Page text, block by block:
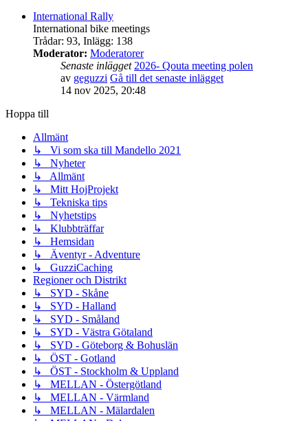
International Rally
International bike meetings
Trådar: 93, Inlägg: 138
Moderator: Moderatorer
Senaste inlägget 2026- Qouta meeting polen
av geguzzi Gå till det senaste inlägget
14 nov 2025, 20:48
Hoppa till
Allmänt
↳ Vi som ska till Mandello 2021
↳ Nyheter
↳ Allmänt
↳ Mitt HojProjekt
↳ Tekniska tips
↳ Nyhetstips
↳ Klubbträffar
↳ Hemsidan
↳ Äventyr - Adventure
↳ GuzziCaching
Regioner och Distrikt
↳ SYD - Skåne
↳ SYD - Halland
↳ SYD - Småland
↳ SYD - Västra Götaland
↳ SYD - Göteborg & Bohuslän
↳ ÖST - Gotland
↳ ÖST - Stockholm & Uppland
↳ MELLAN - Östergötland
↳ MELLAN - Värmland
↳ MELLAN - Mälardalen